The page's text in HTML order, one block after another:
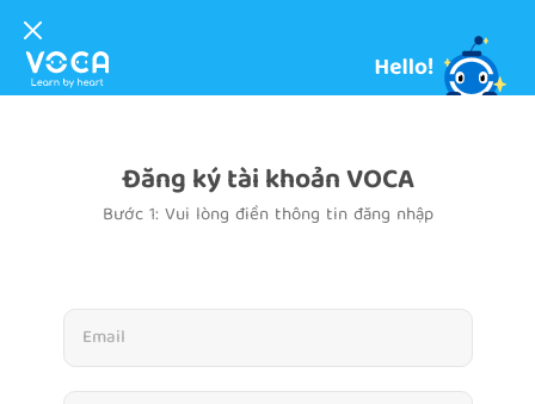
Đăng ký tài khoản VOCA
Bước 1: Vui lòng điền thông tin đăng nhập